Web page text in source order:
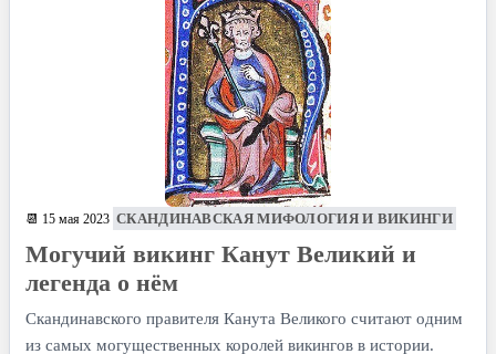
📆 15 мая 2023 СКАНДИНАВСКАЯ МИФОЛОГИЯ И ВИКИНГИ
Могучий викинг Канут Великий и
легенда о нём
Скандинавского правителя Канута Великого считают одним
из самых могущественных королей викингов в истории.